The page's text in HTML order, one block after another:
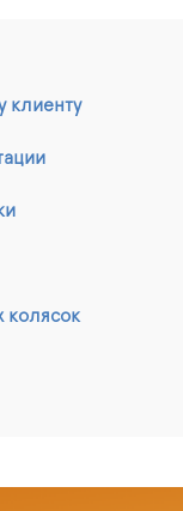
клиенту
колясок